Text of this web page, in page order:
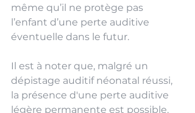
même qu’il ne protège pas
l’enfant d’une perte auditive
éventuelle dans le futur.
Il est à noter que, malgré un
dépistage auditif néonatal réussi,
la présence d'une perte auditive
légère permanente est possible.